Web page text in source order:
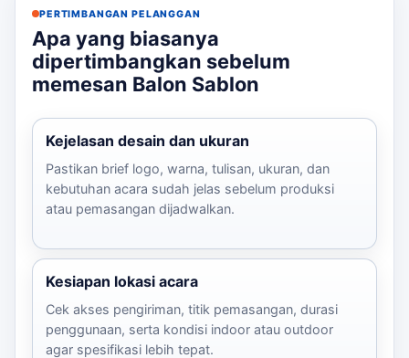
PERTIMBANGAN PELANGGAN
Apa yang biasanya
dipertimbangkan sebelum
memesan Balon Sablon
Kejelasan desain dan ukuran
Pastikan brief logo, warna, tulisan, ukuran, dan
kebutuhan acara sudah jelas sebelum produksi
atau pemasangan dijadwalkan.
Kesiapan lokasi acara
Cek akses pengiriman, titik pemasangan, durasi
penggunaan, serta kondisi indoor atau outdoor
agar spesifikasi lebih tepat.